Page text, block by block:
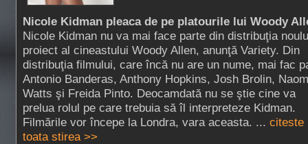
Nicole Kidman pleaca de pe platourile lui Woody
Nicole Kidman nu va mai face parte din distribuţia
proiect al cineastului Woody Allen, anunţă Variety. Din
distribuţia filmului, care încă nu are un nume, mai fac
Antonio Banderas, Anthony Hopkins, Josh Brolin,
Watts şi Freida Pinto. Deocamdată nu se ştie cine va
prelua rolul pe care trebuia să îl interpreteze Kidman.
Filmările vor începe la Londra, vara aceasta. ... citeste
toata stirea >>